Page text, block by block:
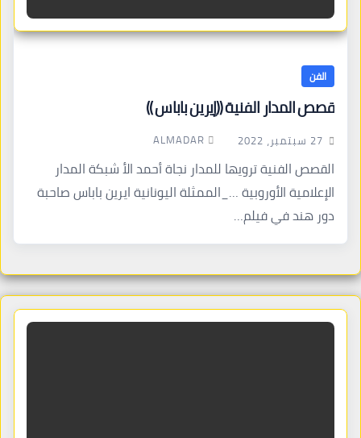
الفن
قصص المدار الفنية ((إيرين باباس ))
27 سبتمبر، 2022 ALMADAR
القصص الفنية ترويها للمدار نجاة أحمد الأ شبكة المدار
الإعلامية الأوروبية …_الممثلة اليونانية ايرين باباس صاحبة
دور هند في فيلم…